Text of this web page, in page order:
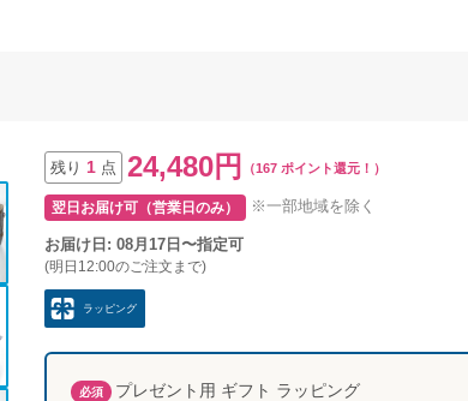
残り 1 点 24,480円 （167 ポイント還元！）
翌日お届け可（営業日のみ） ※一部地域を除く
お届け日: 08月17日〜指定可
(明日12:00のご注文まで)
ラッピング
必須 プレゼント用 ギフト ラッピング